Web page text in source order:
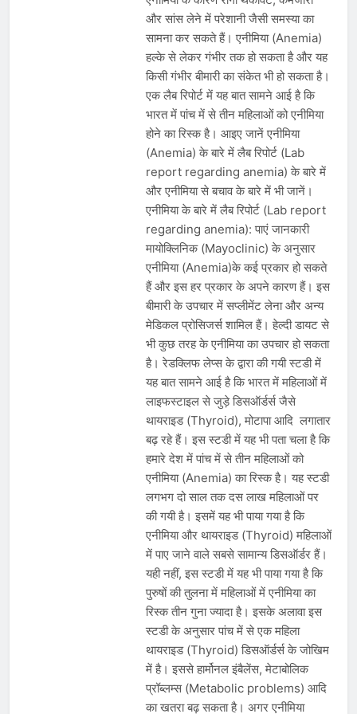
देशभर में विशेष कार्यक्रमों के जरिए भारतीय
बुनकरों और पारंपरिक वस्त्रों को मिलेगा बढ़ावा
August 2, 2026
प्रधानमंत्री नरेंद्र मोदी ने भोगापुरम
अंतरराष्ट्रीय हवाई अड्डे का उद्घाटन किया,
आंध्र प्रदेश में ₹18,000 करोड़ की विकास
परियोजनाओं की शुरुआत
August 2, 2026
केंद्र सरकार ने विस्तारित Khelo India
Scheme को मंजूरी दी, खेल ढाँचे को मजबूत
करने के लिए ₹36,441 करोड़ का बड़ा
August 1, 2026
और सांस लेने में परेशानी जैसी समस्या का
सामना कर सकते हैं। एनीमिया (Anemia)
हल्के से लेकर गंभीर तक हो सकता है और यह
किसी गंभीर बीमारी का संकेत भी हो सकता है।
एक लैब रिपोर्ट में यह बात सामने आई है कि
भारत में पांच में से तीन महिलाओं को एनीमिया
होने का रिस्क है। आइए जानें एनीमिया
(Anemia) के बारे में लैब रिपोर्ट (Lab
report regarding anemia) के बारे में
और एनीमिया से बचाव के बारे में भी जानें।
एनीमिया के बारे में लैब रिपोर्ट (Lab report
regarding anemia): पाएं जानकारी
मायोक्लिनिक (Mayoclinic) के अनुसार
एनीमिया (Anemia)के कई प्रकार हो सकते
हैं और इस हर प्रकार के अपने कारण हैं। इस
बीमारी के उपचार में सप्लीमेंट लेना और अन्य
मेडिकल प्रोसिजर्स शामिल हैं। हेल्दी डायट से
भी कुछ तरह के एनीमिया का उपचार हो सकता
है। रेडक्लिफ लेप्स के द्वारा की गयी स्टडी में
यह बात सामने आई है कि भारत में महिलाओं में
लाइफस्टाइल से जुड़े डिसऑर्डर्स जैसे
थायराइड (Thyroid), मोटापा आदि लगातार
बढ़ रहे हैं। इस स्टडी में यह भी पता चला है कि
हमारे देश में पांच में से तीन महिलाओं को
एनीमिया (Anemia) का रिस्क है। यह स्टडी
लगभग दो साल तक दस लाख महिलाओं पर
की गयी है। इसमें यह भी पाया गया है कि
एनीमिया और थायराइड (Thyroid) महिलाओं
में पाए जाने वाले सबसे सामान्य डिसऑर्डर हैं।
यही नहीं, इस स्टडी में यह भी पाया गया है कि
पुरुषों की तुलना में महिलाओं में एनीमिया का
रिस्क तीन गुना ज्यादा है। इसके अलावा इस
स्टडी के अनुसार पांच में से एक महिला
थायराइड (Thyroid) डिसऑर्डर्स के जोखिम
में है। इससे हार्मोनल इंबैलेंस, मेटाबोलिक
प्रॉब्लम्स (Metabolic problems) आदि
का खतरा बढ़ सकता है। अगर एनीमिया